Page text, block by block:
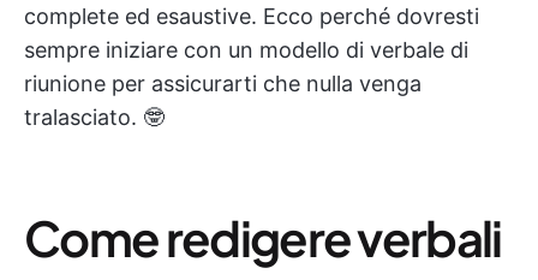
complete ed esaustive. Ecco perché dovresti
sempre iniziare con un modello di verbale di
riunione per assicurarti che nulla venga
tralasciato. 🤓
Come redigere verbali